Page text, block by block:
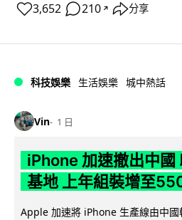
3,652 210 ↗ 分享
科技娛樂 生活娛樂 城中熱話
Vin 1 日
iPhone 加速撤出中國
基地 上年組裝增至
Apple 加速將 iPhone 生產線由中